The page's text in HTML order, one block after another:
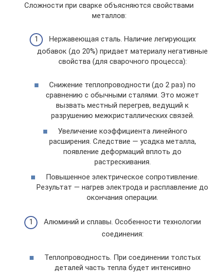
Сложности при сварке объясняются свойствами
металлов:
Нержавеющая сталь. Наличие легирующих
добавок (до 20%) придает материалу негативные
свойства (для сварочного процесса):
Снижение теплопроводности (до 2 раз) по
сравнению с обычными сталями. Это может
вызвать местный перегрев, ведущий к
разрушению межкристаллических связей.
Увеличение коэффициента линейного
расширения. Следствие — усадка металла,
появление деформаций вплоть до
растрескивания.
Повышенное электрическое сопротивление.
Результат — нагрев электрода и расплавление до
окончания операции.
Алюминий и сплавы. Особенности технологии
соединения:
Теплопроводность. При соединении толстых
деталей часть тепла будет интенсивно